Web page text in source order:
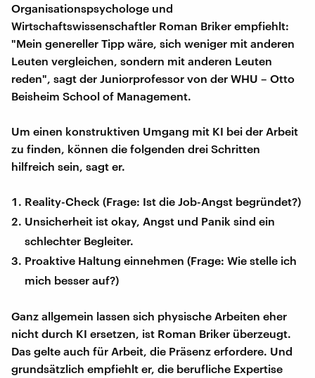
Organisationspsychologe und
Wirtschaftswissenschaftler Roman Briker empfiehlt:
"Mein genereller Tipp wäre, sich weniger mit anderen
Leuten vergleichen, sondern mit anderen Leuten
reden", sagt der Juniorprofessor von der WHU – Otto
Beisheim School of Management.
Um einen konstruktiven Umgang mit KI bei der Arbeit
zu finden, können die folgenden drei Schritten
hilfreich sein, sagt er.
Reality-Check (Frage: Ist die Job-Angst begründet?)
Unsicherheit ist okay, Angst und Panik sind ein
schlechter Begleiter.
Proaktive Haltung einnehmen (Frage: Wie stelle ich
mich besser auf?)
Ganz allgemein lassen sich physische Arbeiten eher
nicht durch KI ersetzen, ist Roman Briker überzeugt.
Das gelte auch für Arbeit, die Präsenz erfordere. Und
grundsätzlich empfiehlt er, die berufliche Expertise